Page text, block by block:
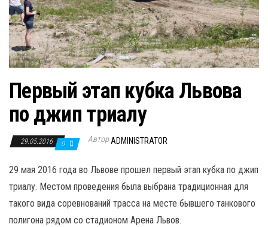
Первый этап кубка Львова
по джип триалу
29.05.2016 0 АвторADMINISTRATOR
29 мая 2016 года во Львове прошел первый этап кубка по джип
триалу. Местом проведения была выбрана традиционная для
такого вида соревнований трасса на месте бывшего танкового
полигона рядом со стадионом Арена Львов.